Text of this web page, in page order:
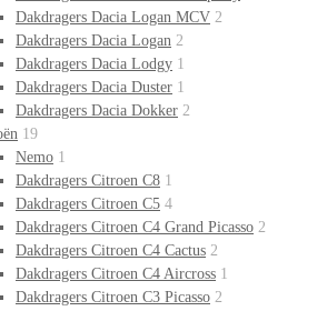
Dakdragers Dacia Logan MCV 2
Dakdragers Dacia Logan 2
Dakdragers Dacia Lodgy 1
Dakdragers Dacia Duster 1
Dakdragers Dacia Dokker 2
19
Nemo 1
Dakdragers Citroen C8 1
Dakdragers Citroen C5 4
Dakdragers Citroen C4 Grand Picasso 2
Dakdragers Citroen C4 Cactus 2
Dakdragers Citroen C4 Aircross 1
Dakdragers Citroen C3 Picasso 2